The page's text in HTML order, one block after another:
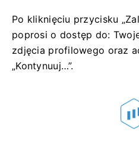
Po kliknięciu przycisku
poprosi o dostęp do:
zdjęcia profilowego oraz
„Kontynuuj…”.